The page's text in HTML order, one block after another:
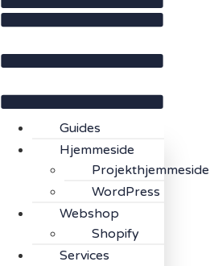
Guides
Hjemmeside
Projekthjemmeside
WordPress
Webshop
Shopify
Services